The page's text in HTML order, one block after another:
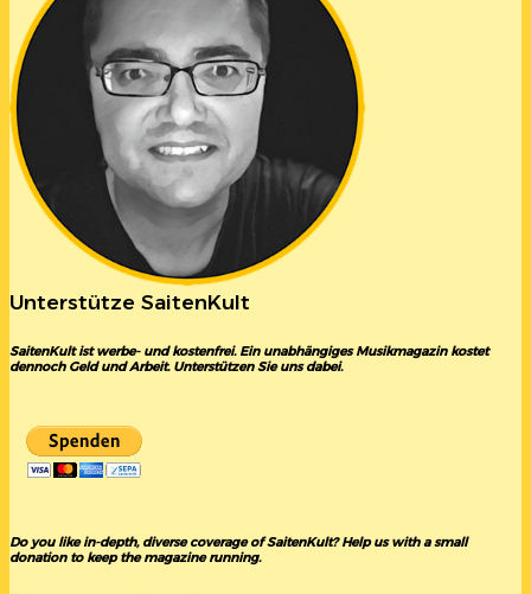
Unterstütze SaitenKult
SaitenKult ist werbe- und kostenfrei. Ein unabhängiges Musikmagazin kostet
dennoch Geld und Arbeit. Unterstützen Sie uns dabei.
Do you like in-depth, diverse coverage of SaitenKult? Help us with a small
donation to keep the magazine running.